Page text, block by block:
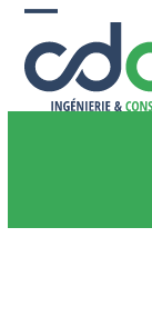
Skip
content
Open
mobile
menu
Close
mobile
menu